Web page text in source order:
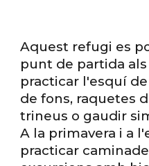
Aquest refugi es
punt de partida
practicar l'esquí
de fons, raquetes
trineus o gaudir
A la primavera i a
practicar